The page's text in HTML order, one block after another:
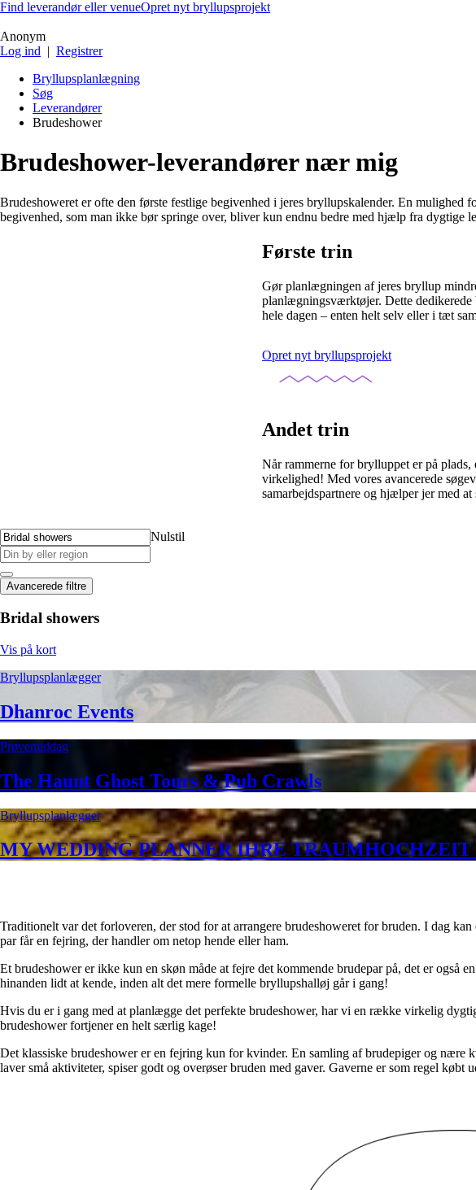
Find leverandør eller venueOpret nyt bryllupsprojekt
Anonym
Log ind | Registrer
Bryllupsplanlægning
Søg
Leverandører
Brudeshower
Brudeshower-leverandører nær mig
Brudeshoweret er ofte den første festlige begivenhed i jeres bryllupskalender. En
begivenhed, som man ikke bør springe over, bliver kun endnu bedre med hjælp fra dygtige
Første trin
Gør planlægningen af jeres bryllup
planlægningsværktøjer. Dette
hele dagen – enten helt selv eller i tæt
Opret nyt bryllupsprojekt
Andet trin
Når rammerne for brylluppet er på
virkelighed! Med vores avancerede
samarbejdspartnere og hjælper jer med
Nulstil
Avancerede filtre
Bridal showers
Vis på kort
Bryllupsplanlægger
Dhanroc Events
Prøvemiddag
The Haunt Ghost Tours & Pub Crawls
Bryllupsplanlægger
MY WEDDING PLANNER IHRE TRAUMHOCHZEIT
Traditionelt var det forloveren, der stod for at arrangere brudeshoweret for bruden. I dag
par får en fejring, der handler om netop hende eller ham.
Et brudeshower er ikke kun en skøn måde at fejre det kommende brudepar på, det er også
hinanden lidt at kende, inden alt det mere formelle bryllupshalløj går i gang!
Hvis du er i gang med at planlægge det perfekte brudeshower, har vi en række virkelig
brudeshower fortjener en helt særlig kage!
Det klassiske brudeshower er en fejring kun for kvinder. En samling af brudepiger og nære
laver små aktiviteter, spiser godt og overøser bruden med gaver. Gaverne er som regel købt